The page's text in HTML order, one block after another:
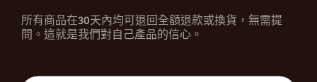
所有商品在30天內均可退回全額退款或換貨，無需提
問。這就是我們對自己產品的信心。